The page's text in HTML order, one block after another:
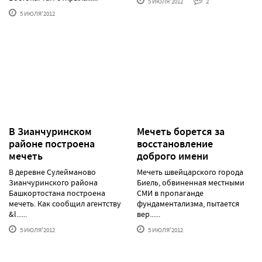
5 ИЮЛЯ'2012
В Зианчуринском
районе построена
мечеть
В деревне Сулейманово
Зианчуринского района
Башкортостана построена
мечеть. Как сообщил агентству
&l......
5 ИЮЛЯ'2012
Мечеть борется за
восстановление
доброго имени
Мечеть швейцарского города
Биель, обвиненная местными
СМИ в пропаганде
фундаментализма, пытается
вер......
5 ИЮЛЯ'2012